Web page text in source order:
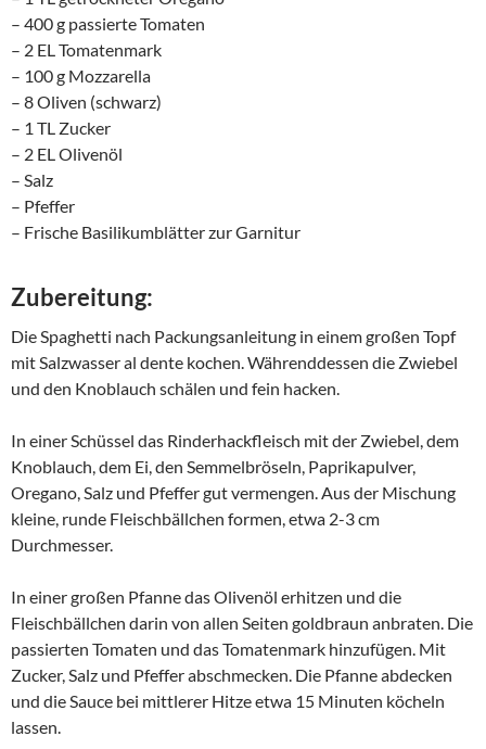
– 400 g passierte Tomaten
– 2 EL Tomatenmark
– 100 g Mozzarella
– 8 Oliven (schwarz)
– 1 TL Zucker
– 2 EL Olivenöl
– Salz
– Pfeffer
– Frische Basilikumblätter zur Garnitur
Zubereitung:
Die Spaghetti nach Packungsanleitung in einem großen Topf
mit Salzwasser al dente kochen. Währenddessen die Zwiebel
und den Knoblauch schälen und fein hacken.
In einer Schüssel das Rinderhackfleisch mit der Zwiebel, dem
Knoblauch, dem Ei, den Semmelbröseln, Paprikapulver,
Oregano, Salz und Pfeffer gut vermengen. Aus der Mischung
kleine, runde Fleischbällchen formen, etwa 2-3 cm
Durchmesser.
In einer großen Pfanne das Olivenöl erhitzen und die
Fleischbällchen darin von allen Seiten goldbraun anbraten. Die
passierten Tomaten und das Tomatenmark hinzufügen. Mit
Zucker, Salz und Pfeffer abschmecken. Die Pfanne abdecken
und die Sauce bei mittlerer Hitze etwa 15 Minuten köcheln
lassen.